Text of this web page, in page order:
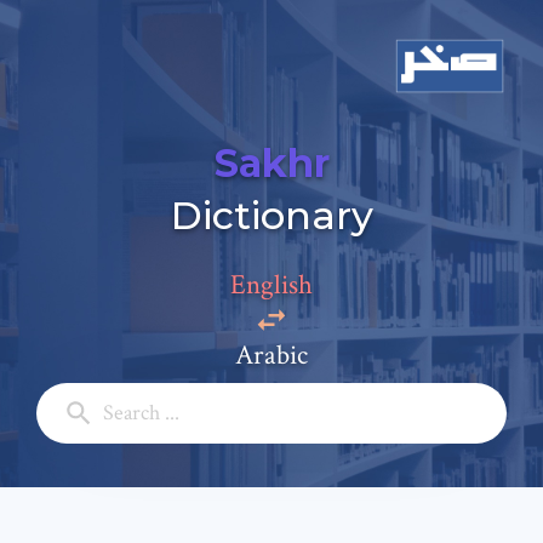
Sakhr
Dictionary
English
Arabic
Add a comment
Email: *